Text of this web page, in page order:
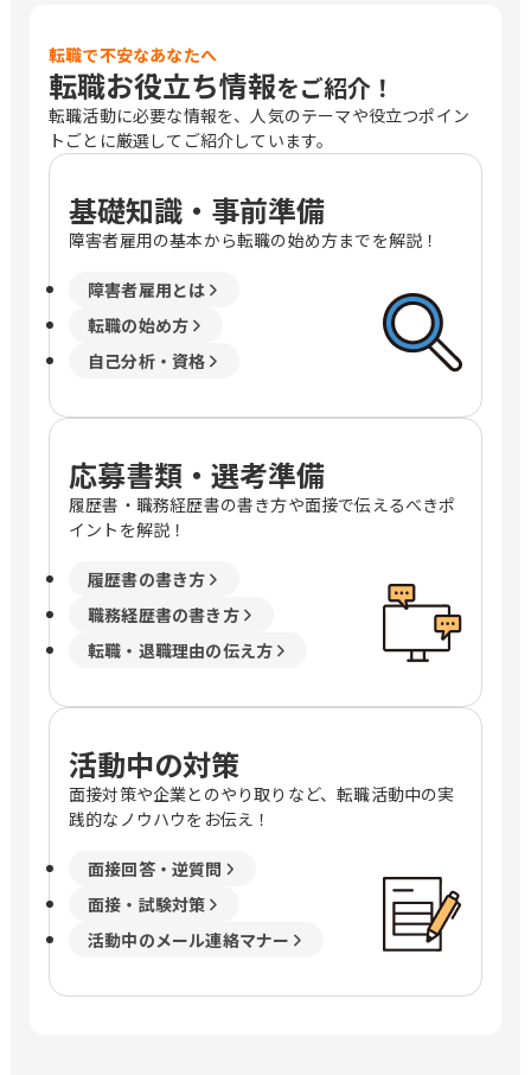
転職で不安なあなたへ
転職お役立ち情報をご紹介！
転職活動に必要な情報を、人気のテーマや役立つポイン
トごとに厳選してご紹介しています。
基礎知識・事前準備
障害者雇用の基本から転職の始め方までを解説！
障害者雇用とは
転職の始め方
自己分析・資格
応募書類・選考準備
履歴書・職務経歴書の書き方や面接で伝えるべきポ
イントを解説！
履歴書の書き方
職務経歴書の書き方
転職・退職理由の伝え方
活動中の対策
面接対策や企業とのやり取りなど、転職活動中の実
践的なノウハウをお伝え！
面接回答・逆質問
面接・試験対策
活動中のメール連絡マナー